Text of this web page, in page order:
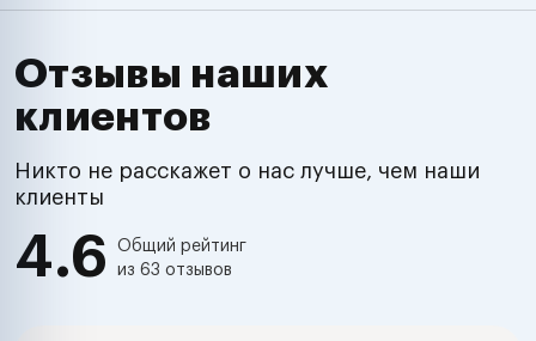
Отзывы наших
клиентов
Никто не расскажет о нас лучше, чем наши
клиенты
4.6
Общий рейтинг
из 63 отзывов